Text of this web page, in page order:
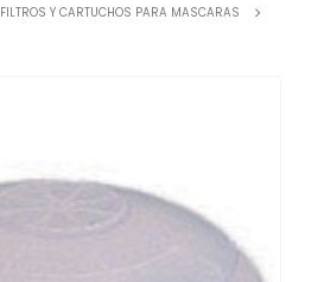
FILTROS Y CARTUCHOS PARA MASCARAS